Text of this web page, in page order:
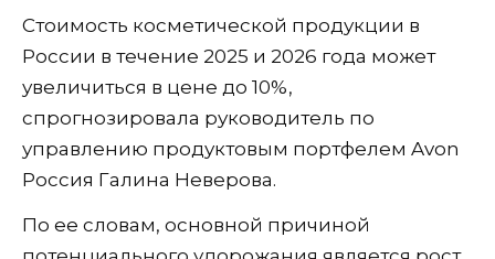
Стоимость косметической продукции в
России в течение 2025 и 2026 года может
увеличиться в цене до 10%,
спрогнозировала руководитель по
управлению продуктовым портфелем Avon
Россия Галина Неверова.
По ее словам, основной причиной